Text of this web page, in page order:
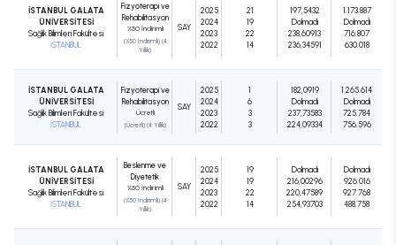
İSTANBUL GALATA
ÜNİVERSİTESİ
Sağlık Bilimleri Fakültesi
İSTANBUL
Fizyoterapi ve
Rehabilitasyon
%50 İndirimli
(%50 İndirimli) (4
Yıllık)
SAY
2025
2024
2023
2022
21
19
22
14
197,5432
Dolmadı
238,60913
236,34591
1.173.887
Dolmadı
716.807
630.018
İSTANBUL GALATA
ÜNİVERSİTESİ
Sağlık Bilimleri Fakültesi
İSTANBUL
Fizyoterapi ve
Rehabilitasyon
Ücretli
(Ücretli) (4 Yıllık)
SAY
2025
2024
2023
2022
1
6
3
3
182,0919
Dolmadı
237,73583
224,09334
1.265.614
Dolmadı
725.784
756.596
İSTANBUL GALATA
ÜNİVERSİTESİ
Sağlık Bilimleri Fakültesi
İSTANBUL
Beslenme ve
Diyetetik
%50 İndirimli
(%50 İndirimli) (4
Yıllık)
SAY
2025
2024
2023
2022
19
19
22
14
Dolmadı
216,00296
220,47589
254,93703
Dolmadı
926.016
927.768
488.758